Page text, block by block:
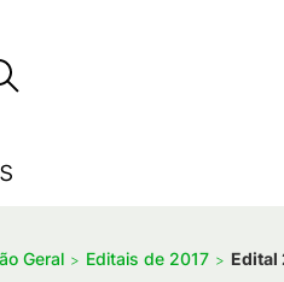
Geral Editais de 2017 Edital